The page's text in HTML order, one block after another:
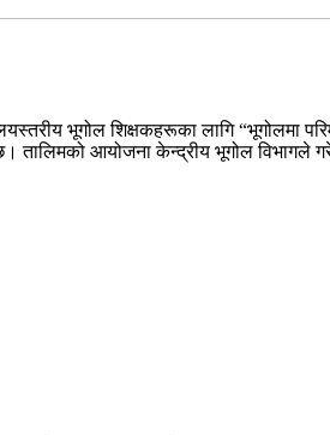
भूगोल शिक्षकहरूका लागि
आयोजना केन्द्रीय भूगोल विभागले